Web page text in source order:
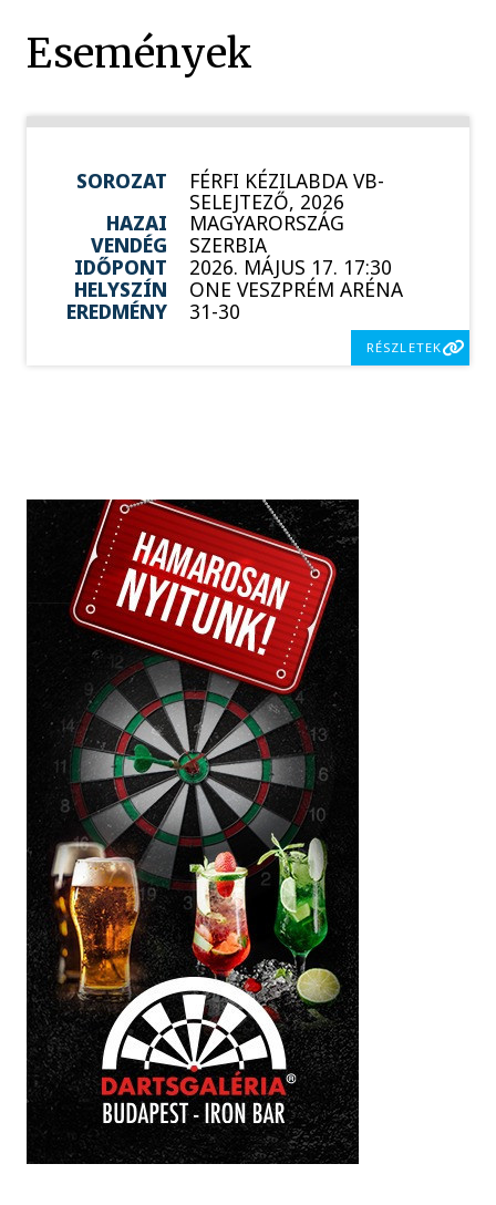
Események
SOROZAT FÉRFI KÉZILABDA VB-
SELEJTEZŐ, 2026
HAZAI
MAGYARORSZÁG
VENDÉG
SZERBIA
IDŐPONT
2026. MÁJUS 17. 17:30
HELYSZÍN
ONE VESZPRÉM ARÉNA
EREDMÉNY
31-30
RÉSZLETEK